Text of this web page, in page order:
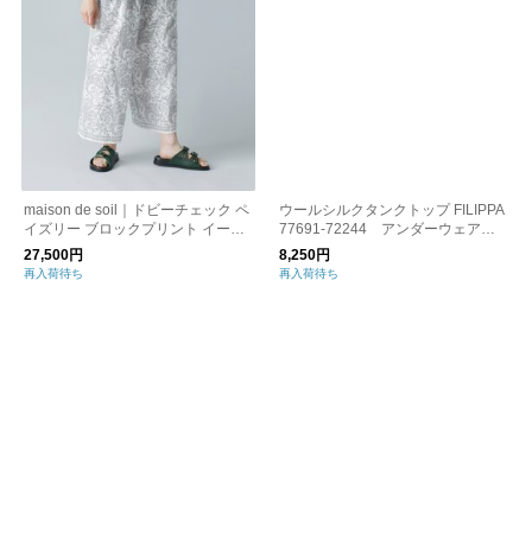
maison de soil｜ドビーチェック ペ
イズリー ブロックプリント イージ
ーパンツ inmds23066
27,500円
再入荷待ち
ウールシルクタンクトップ FILIPPA
77691-72244 アンダーウェア
機能服 天然素材
8,250円
再入荷待ち